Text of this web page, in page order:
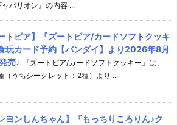
ャバリオン』の内容 ...
トピア】『ズートピア/カードソフトクッキ
玩カード予約【バンダイ】より2026年8月
売♪
『ズートピア/カードソフトクッキー』は、
（うちシークレット：2種）より ...
ヨンしんちゃん】『もっちりころりん♪ク